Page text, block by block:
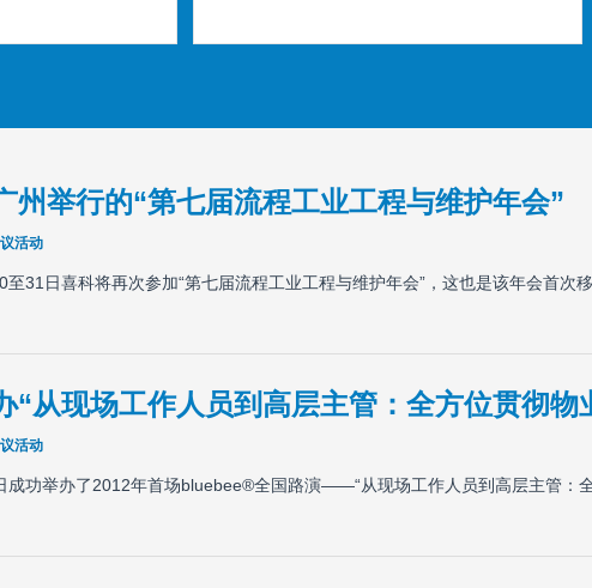
州举行的“第七届流程工业工程与维护年会”
活动
31日喜科将再次参加“第七届流程工业工程与维护年会”，这也是该年会首次移
“从现场工作人员到高层主管：全方位贯彻物
活动
成功举办了2012年首场bluebee®全国路演——“从现场工作人员到高层主管：全